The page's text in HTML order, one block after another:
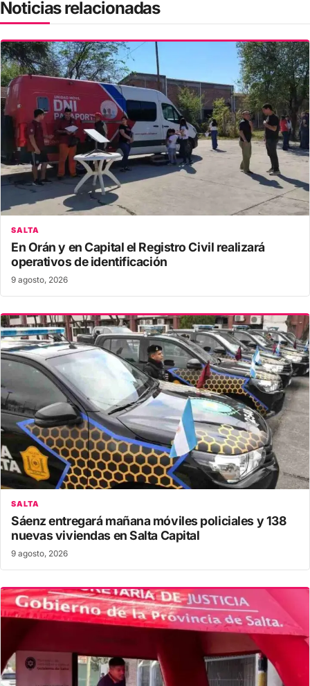
Noticias relacionadas
SALTA
En Orán y en Capital el Registro Civil realizará
operativos de identificación
9 agosto, 2026
SALTA
Sáenz entregará mañana móviles policiales y 138
nuevas viviendas en Salta Capital
9 agosto, 2026